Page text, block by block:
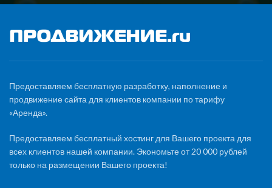
Предоставляем бесплатную разработку, наполнение и
продвижение сайта для клиентов компании по тарифу
«Аренда».
Предоставляем бесплатный хостинг для Вашего проекта для
всех клиентов нашей компании. Экономьте от 20 000 рублей
только на размещении Вашего проекта!